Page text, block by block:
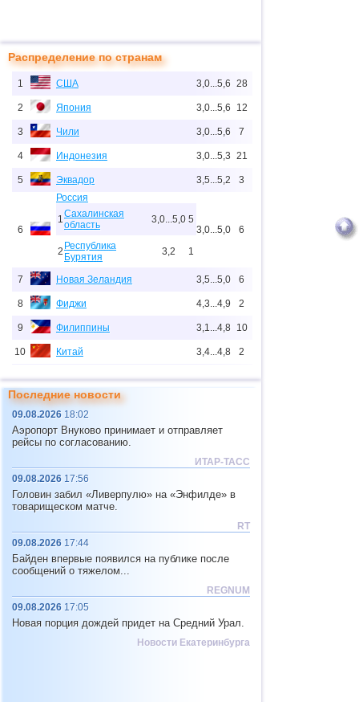
Распределение по странам
1 США 3,0...5,6 28
2 Япония 3,0...5,6 12
3 Чили 3,0...5,6 7
4 Индонезия 3,0...5,3 21
5 Эквадор 3,5...5,2 3
6
Россия
1Сахалинская
область
3,0...5,0 5
2 Республика
Бурятия
3,2 1
3,0...5,0 6
7 Новая Зеландия 3,5...5,0 6
8 Фиджи 4,3...4,9 2
9 Филиппины 3,1...4,8 10
10 Китай 3,4...4,8 2
12 Тихоокеан.поднятие (восток)
13 Перу
14 Аргентина
15 Соломоновы о.
16 Вануату 4,6
1
18 Турция
19 Мексика
4,3 1
21 4,3
4,0 1
Последние новости
09.08.2026 18:02
Аэропорт Внуково принимает и отправляет
рейсы по согласованию.
ИТАР-ТАСС
09.08.2026 17:56
Головин забил «Ливерпулю» на «Энфилде» в
товарищеском матче.
RT
09.08.2026 17:44
Байден впервые появился на публике после
сообщений о тяжелом...
REGNUM
09.08.2026 17:05
Новая порция дождей придет на Средний Урал.
Новости Екатеринбурга